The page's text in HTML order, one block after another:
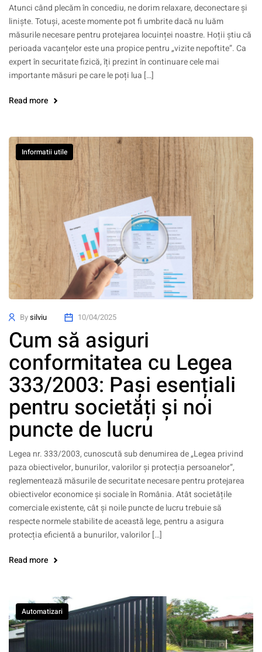
Atunci când plecăm în concediu, ne dorim relaxare, deconectare și
liniște. Totuși, aceste momente pot fi umbrite dacă nu luăm
măsurile necesare pentru protejarea locuinței noastre. Hoții știu că
perioada vacanțelor este una propice pentru „vizite nepoftite”. Ca
expert în securitate fizică, îți prezint în continuare cele mai
importante măsuri pe care le poți lua […]
Read more
Informatii utile
Bysilviu 10/04/2025
Cum să asiguri
conformitatea cu Legea
333/2003: Pași esențiali
pentru societăți și noi
puncte de lucru
Legea nr. 333/2003, cunoscută sub denumirea de „Legea privind
paza obiectivelor, bunurilor, valorilor și protecția persoanelor”,
reglementează măsurile de securitate necesare pentru protejarea
obiectivelor economice și sociale în România. Atât societățile
comerciale existente, cât și noile puncte de lucru trebuie să
respecte normele stabilite de această lege, pentru a asigura
protecția eficientă a bunurilor, valorilor […]
Read more
Automatizari